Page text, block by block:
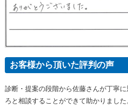
お客様から頂いた評判の声
診断・提案の段階から佐藤さんが丁寧
ろと相談することができて助かりまし